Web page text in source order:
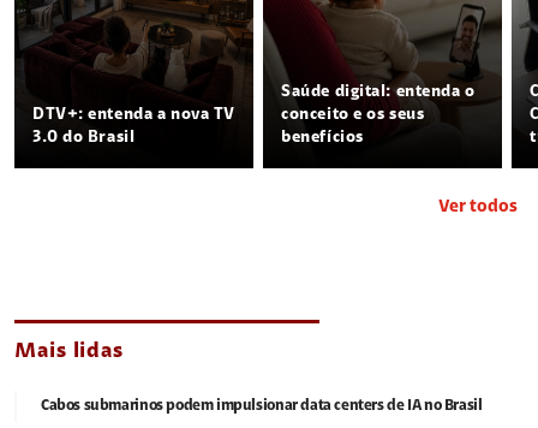
DTV+: entenda a nova TV
3.0 do Brasil
Saúde digital: entenda o
conceito e os seus
benefícios
Ver todos
Mais lidas
Cabos submarinos podem impulsionar data centers de IA no Brasil